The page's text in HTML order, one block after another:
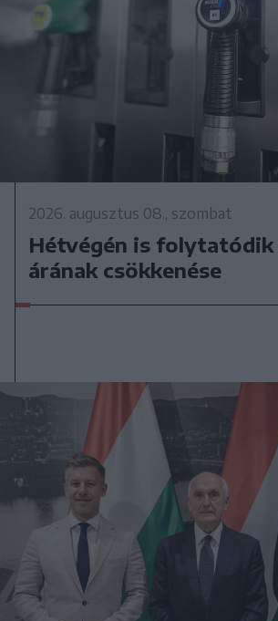
2026. augusztus 08., szombat
Hétvégén is folytatódik
árának csökkenése